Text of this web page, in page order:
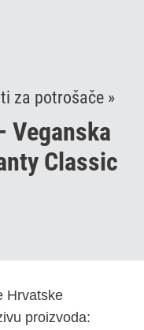
za potrošače »
Veganska
Classic
Hrvatske
proizvoda: